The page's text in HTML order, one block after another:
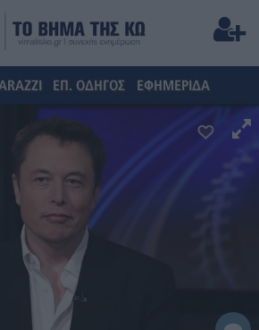
ΕΠ. ΟΔΗΓΟΣ ΕΦΗΜΕΡΙΔΑ